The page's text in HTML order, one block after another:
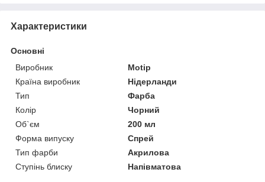
Характеристики
Основні
Виробник
Motip
Країна виробник
Нідерланди
Тип
Фарба
Колір
Чорний
Об`єм
200 мл
Форма випуску
Спрей
Тип фарби
Акрилова
Ступінь блиску
Напівматова